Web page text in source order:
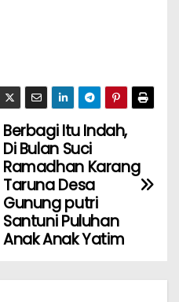
Berbagi Itu Indah,
Di Bulan Suci
Ramadhan Karang
Taruna Desa
Gunung putri
Santuni Puluhan
Anak Anak Yatim